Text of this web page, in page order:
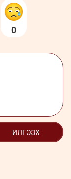
0
ИЛГЭЭХ